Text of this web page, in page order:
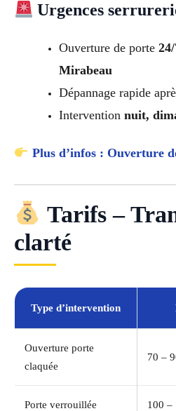
Urgences
Ouverture de porte
Mirabeau
Dépannage rapide
Intervention nuit,
Plus d’infos : Ouverture
Tarifs –
clarté
Type d’intervention
Ouverture porte
claquée
70 –
Porte verrouillée 100 –